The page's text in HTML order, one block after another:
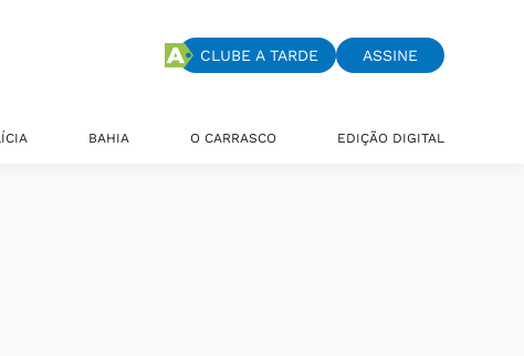
CLUBE A TARDE ASSINE
BAHIA O CARRASCO EDIÇÃO DIGITAL